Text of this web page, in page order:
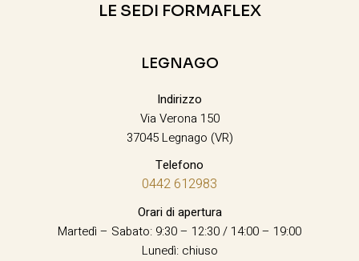
LE SEDI FORMAFLEX
LEGNAGO
Indirizzo
Via Verona 150
37045 Legnago (VR)
Telefono
0442 612983
Orari di apertura
Martedì – Sabato: 9:30 – 12:30 / 14:00 – 19:00
Lunedì: chiuso